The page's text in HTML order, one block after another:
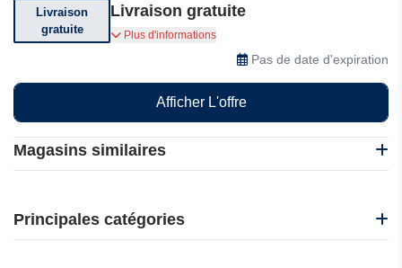
Magasins similaires
Okdo
Govee
Principales catégories
Livraison
gratuite
Livraison gratuite
Livraison gratuite selon votre achat ou vos
Plus d'informations
Pas de date d'expiration
Afficher L'offre